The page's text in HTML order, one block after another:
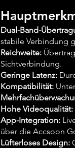
Dual-Band-
stabile Verbindung
Reichweite:
Sichtverbindung.
Geringe Latenz:
Kompatibilität:
Hohe Videoqualität:
App-Integration:
über die Accsoon
Lüfterloses Design: